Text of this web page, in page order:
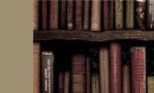
springen